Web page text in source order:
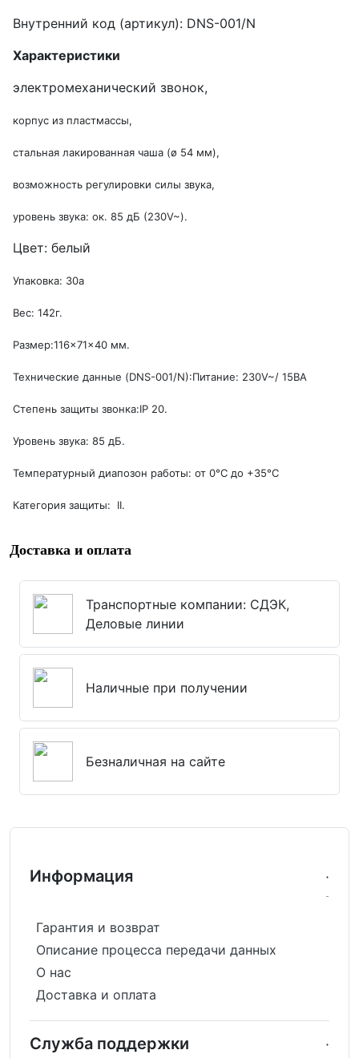
Внутренний код (артикул): DNS-001/N
Характеристики
электромеханический звонок,
корпус из пластмассы,
стальная лакированная чаша (ø 54 мм),
возможность регулировки силы звука,
уровень звука: oк. 85 дБ (230V~).
Цвет: белый
Упаковка: 30а
Вес: 142г.
Размер:116×71×40 мм.
Технические данные (DNS-001/N):Питание: 230V~/ 15BA
Степень защиты звонка:IP 20.
Уровень звука: 85 дБ.
Температурный диапозон работы: от 0°C до +35°C
Категория защиты: II.
Доставка и оплата
Транспортные компании: СДЭК,
Деловые линии
Наличные при получении
Безналичная на сайте
Информация
Гарантия и возврат
Описание процесса передачи данных
О нас
Доставка и оплата
Служба поддержки